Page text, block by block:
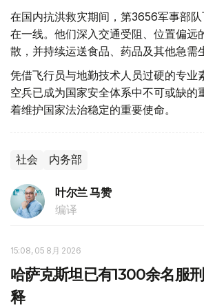
在国内抗洪救灾期间，第3656军事部
在一线。他们深入交通受阻、位置偏远
散，并持续运送食品、药品及其他急需
凭借飞行员与地勤技术人员过硬的专业
空兵已成为国家安全体系中不可或缺的
着维护国家法治稳定的重要使命。
社会 内务部
叶尔兰 马赞
编译
15:08, 05 8月 2026
哈萨克斯坦已有1300余名服
释